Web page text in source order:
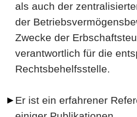
als auch der
der
Zwecke der
verantwortlich für die
Rechtsbehelfsstelle.
Er ist ein erfahrener